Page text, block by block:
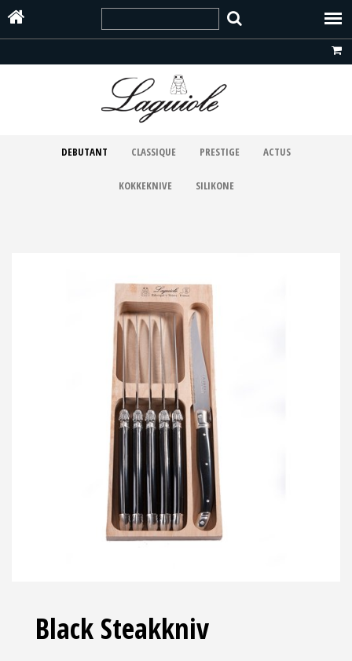
DEBUTANT CLASSIQUE PRESTIGE ACTUS
KOKKEKNIVE SILIKONE
Black Steakkniv